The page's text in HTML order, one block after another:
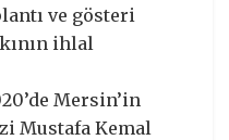
ve gösteri
ihlal
Mersin’in
Mustafa Kemal